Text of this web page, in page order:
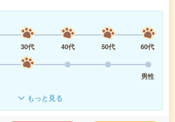
30代 40代 50代
60代
男性
もっと見る